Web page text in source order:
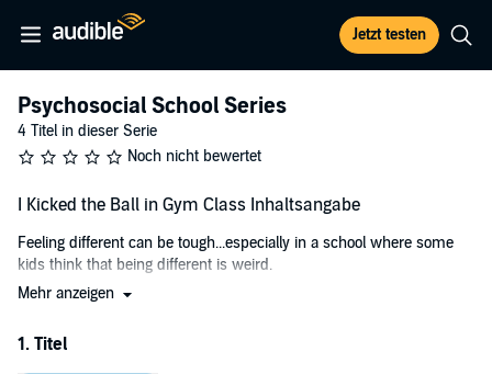
Jetzt testen
Psychosocial School Series
4 Titel in dieser Serie
Noch nicht bewertet
I Kicked the Ball in Gym Class Inhaltsangabe
Feeling different can be tough...especially in a school where some
kids think that being different is weird.
Surviving gym class without a catastrophe can be even more of a
Mehr anzeigen
1. Titel